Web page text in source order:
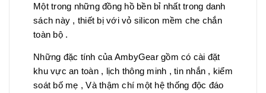
Một trong những đồng hồ bền bỉ nhất trong danh
sách này , thiết bị với vỏ silicon mềm che chắn
toàn bộ .
Những đặc tính của AmbyGear gồm có cài đặt
khu vực an toàn , lịch thông minh , tin nhắn , kiểm
soát bố mẹ , Và thậm chí một hệ thống độc đáo